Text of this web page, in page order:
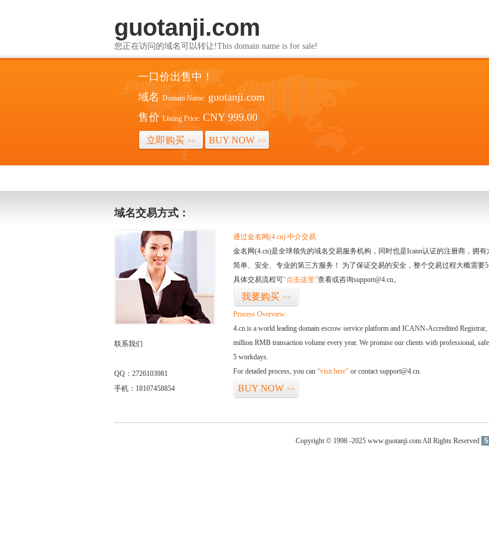
guotanji.com
您正在访问的域名可以转让!This domain name is for sale!
一口价出售中！
域名 Domain Name: guotanji.com
售价 Listing Price: CNY 999.00
立即购买 >> BUY NOW >>
域名交易方式：
联系我们
QQ：2726103981
手机：18107458854
通过金名网(4.cn) 中介交易
金名网(4.cn)是全球领先的域名交易服务机构，同时也是Icann认证的注册商，拥
简单、安全、专业的第三方服务！ 为了保证交易的安全，整个交易过程大概需要5
具体交易流程可“点击这里”查看或咨询support@4.cn。
我要购买 >>
Process Overview:
4.cn is a world leading domain escrow service platform and ICANN-Accredited
million RMB transaction volume every year. We promise our clients with professional,
5 workdays.
For detailed process, you can “visit here” or contact support@4.cn.
BUY NOW >>
Copyright © 1998 -2025 www.guotanji.com All Rights Reserved